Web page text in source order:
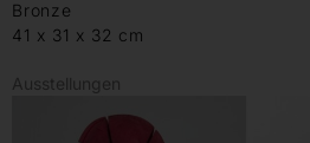
Bronze
41 x 31 x 32 cm
Ausstellungen